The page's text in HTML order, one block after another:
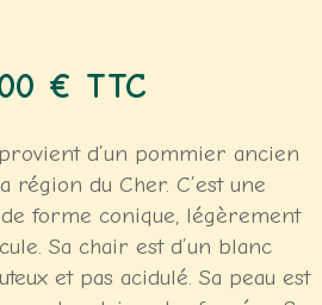
€ TTC
d’un pommier ancien
région du Cher. C’est une
forme conique, légèrement
Sa chair est d’un blanc
et pas acidulé. Sa peau est